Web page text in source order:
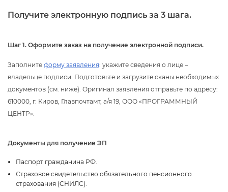
Получите электронную подпись за 3 шага.
Шаг 1. Оформите заказ на получение электронной подписи.
Заполните форму заявления: укажите сведения о лице –
ладельце подписи. Подготовьте и загрузите сканы необходимых
документов (см. ниже). Оригинал заявления отправьте по адресу:
610000, г. Киров, Главпочтамт, а/я 19, ООО «ПРОГРАММНЫЙ
ЦЕНТР».
Документы для получение ЭП
Паспорт гражданина РФ.
Страховое свидетельство обязательного пенсионного
страхования (СНИЛС).